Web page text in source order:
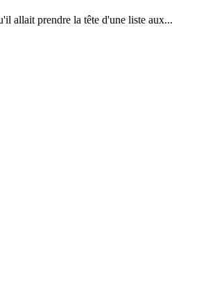
allait prendre la tête d'une liste aux...